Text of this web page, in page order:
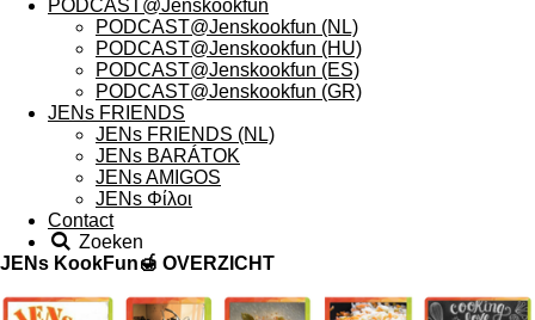
PODCAST@Jenskookfun
PODCAST@Jenskookfun (NL)
PODCAST@Jenskookfun (HU)
PODCAST@Jenskookfun (ES)
PODCAST@Jenskookfun (GR)
JENs FRIENDS
JENs FRIENDS (NL)
JENs BARÁTOK
JENs AMIGOS
JENs Φίλοι
Contact
Zoeken
JENs KookFun🍯 OVERZICHT